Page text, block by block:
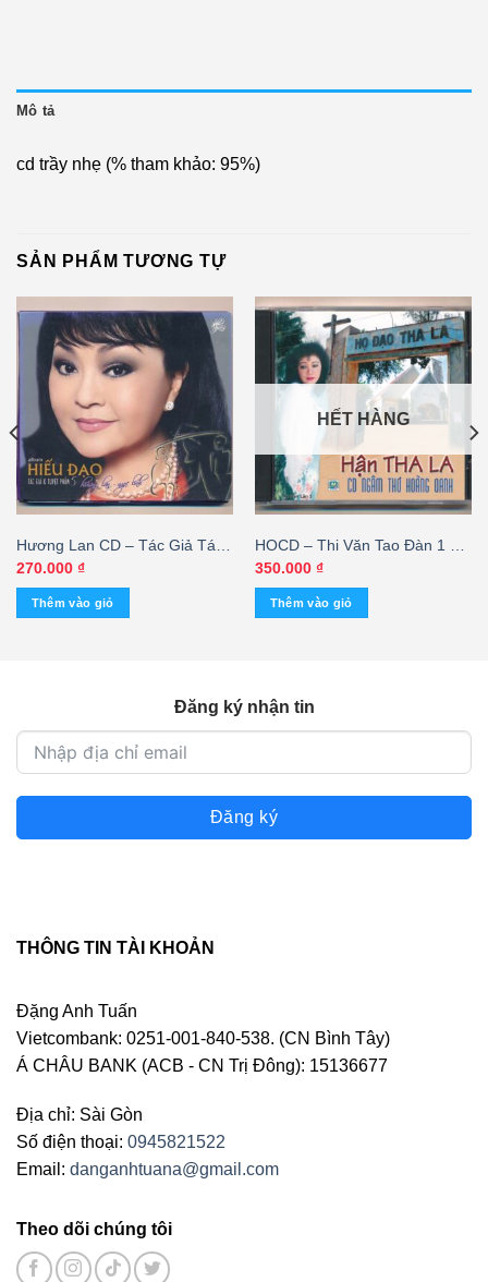
Mô tả
cd trầy nhẹ (% tham khảo: 95%)
SẢN PHẨM TƯƠNG TỰ
Hương Lan CD – Tác Giả Tác
Phẩm 5 – Hiếu Đạo
270.000 ₫
Thêm vào giỏ
HẾT HÀNG
HOCD – Thi Văn Tao Đàn 1 –
Hận Tha La – Hoàng Oanh
(trầy nhẹ) KGVHC
350.000 ₫
Thêm vào giỏ
Đăng ký nhận tin
Đăng ký
THÔNG TIN TÀI KHOẢN
Đặng Anh Tuấn
Vietcombank: 0251-001-840-538. (CN Bình Tây)
Á CHÂU BANK (ACB - CN Trị Đông): 15136677
Địa chỉ: Sài Gòn
Số điện thoại: 0945821522
Email: danganhtuana@gmail.com
Theo dõi chúng tôi